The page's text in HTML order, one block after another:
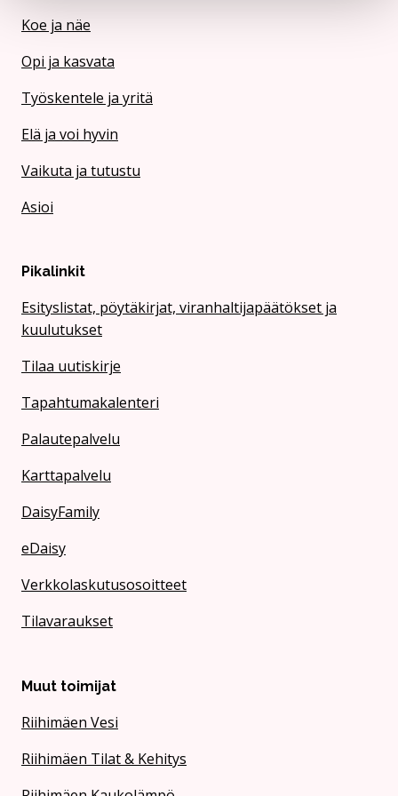
Koe ja näe
Opi ja kasvata
Työskentele ja yritä
Elä ja voi hyvin
Vaikuta ja tutustu
Asioi
Pikalinkit
Esityslistat, pöytäkirjat, viranhaltijapäätökset ja
kuulutukset
Tilaa uutiskirje
Tapahtumakalenteri
Palautepalvelu
Karttapalvelu
DaisyFamily
eDaisy
Verkkolaskutusosoitteet
Tilavaraukset
Muut toimijat
Riihimäen Vesi
Riihimäen Tilat & Kehitys